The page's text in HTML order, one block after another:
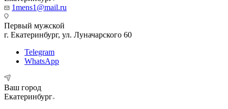
1mens1@mail.ru
Первый мужской
г. Екатеринбург, ул. Луначарского 60
Telegram
WhatsApp
Ваш город
Екатеринбург